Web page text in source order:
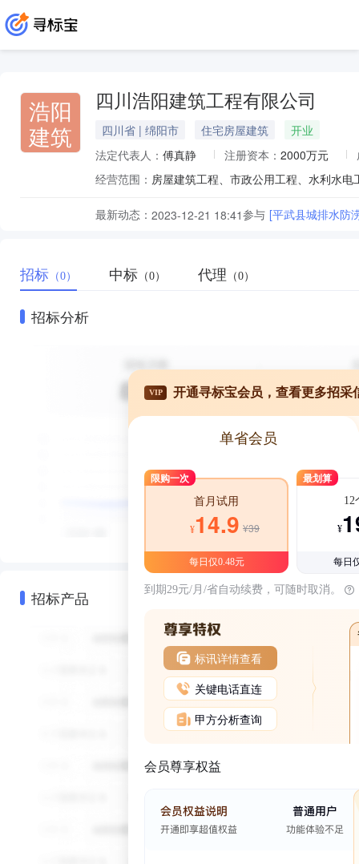
浩阳
建筑
四川浩阳建筑工程有限公司
四川省 | 绵阳市 住宅房屋建筑
开业
法定代表人： 傅真静 注册资本： 2000万元
经营范围：
最新动态： 2023-12-21 18:41参与 [平武县城排水防
招标 （0） 中标 （0） 代理 （0）
招标分析
招标产品
VIP 开通寻标宝会员，查看更多招采
单省会员
限购一次
首月试用
¥14.9 ¥39
每日仅0.48元
最划算
12
¥
每日
到期29元/月/省自动续费，可随时取消。
标讯详情查看
关键电话直连
甲方分析查询
会员尊享权益